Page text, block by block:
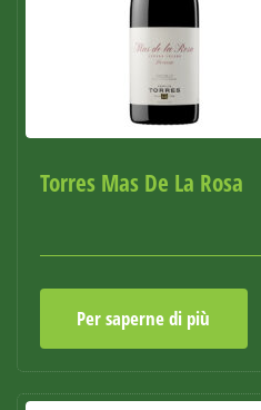
Torres Mas De La Rosa
Per saperne di più